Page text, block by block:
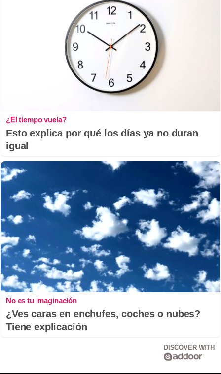
¿El tiempo vuela?
Esto explica por qué los días ya no duran
igual
No es tu imaginación
¿Ves caras en enchufes, coches o nubes?
Tiene explicación
DISCOVER WITH